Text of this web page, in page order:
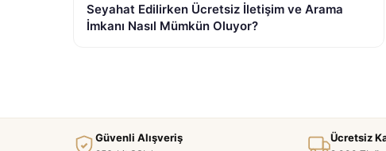
Seyahat Edilirken Ücretsiz İletişim ve Arama
İmkanı Nasıl Mümkün Oluyor?
Güvenli Alışveriş Ücretsiz